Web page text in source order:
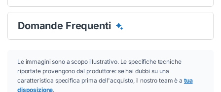
Domande Frequenti
Le immagini sono a scopo illustrativo. Le specifiche tecniche
riportate provengono dal produttore: se hai dubbi su una
caratteristica specifica prima dell'acquisto, il nostro team è a tua
disposizione.